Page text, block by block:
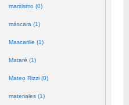
marxismo (0)
máscara (1)
Mascarille (1)
Mataré (1)
Mateo Rizzi (0)
materiales (1)